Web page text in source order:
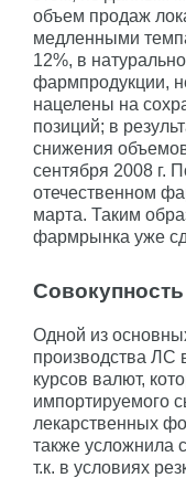
объем продаж
медленными
12%, в
фармпродукции,
нацелены на
позиций; в
снижения
сентября 2008 г.
отечественном
марта. Таким
фармрынка уже
Одной из
производства ЛС
курсов валют,
импортируемого
лекарственных
также усложнила
т.к. в условиях